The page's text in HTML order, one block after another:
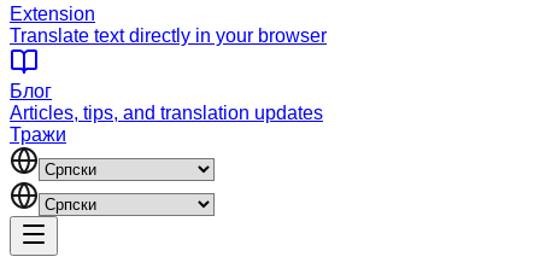
Extension
Translate text directly in your browser
Блог
Articles, tips, and translation updates
Тражи